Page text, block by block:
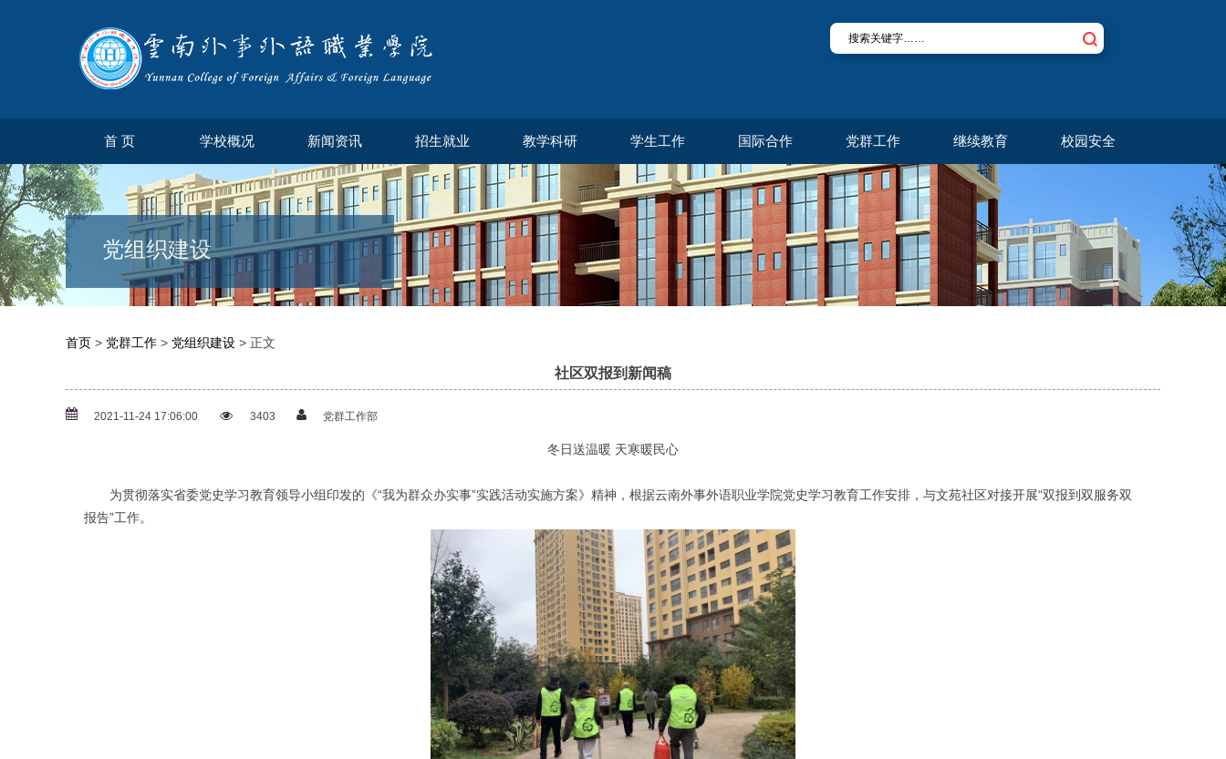
首 页 学校概况 新闻资讯 招生就业 教学科研 学生工作 国际合作 党群工作 继续教育 校园安全
党组织建设
首页 > 党群工作 > 党组织建设 > 正文
社区双报到新闻稿
2021-11-24 17:06:00 3403 党群工作部
冬日送温暖 天寒暖民心
为贯彻落实省委党史学习教育领导小组印发的《“我为群众办实事”实践活动实施方案》精神，根据云南外事外语职业学院党史学习教育工作安排，与文苑社区对接开展“双报到双服务双
报告”工作。